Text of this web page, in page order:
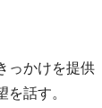
っかけを提供
話す。